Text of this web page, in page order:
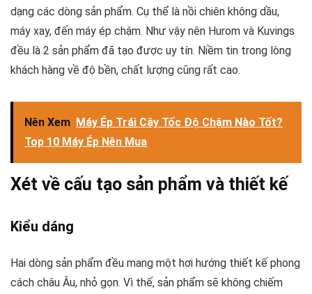
dạng các dòng sản phẩm. Cụ thể là nồi chiên không dầu,
máy xay, đến máy ép chậm. Như vậy nên Hurom và Kuvings
đều là 2 sản phẩm đã tạo được uy tín. Niềm tin trong lòng
khách hàng về độ bền, chất lượng cũng rất cao.
Nên Xem Máy Ép Trái Cây Tốc Độ Chậm Nào Tốt?
Top 10 Máy Ép Nên Mua
Xét về cấu tạo sản phẩm và thiết kế
Kiểu dáng
Hai dòng sản phẩm đều mang một hơi hướng thiết kế phong
cách châu Âu, nhỏ gọn. Vì thế, sản phẩm sẽ không chiếm